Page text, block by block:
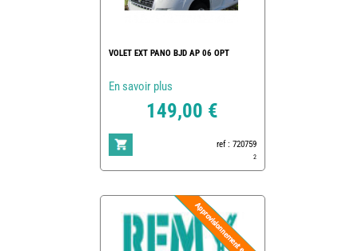
VOLET EXT PANO BJD AP 06 OPT
En savoir plus
149,00 €
ref : 720759
2